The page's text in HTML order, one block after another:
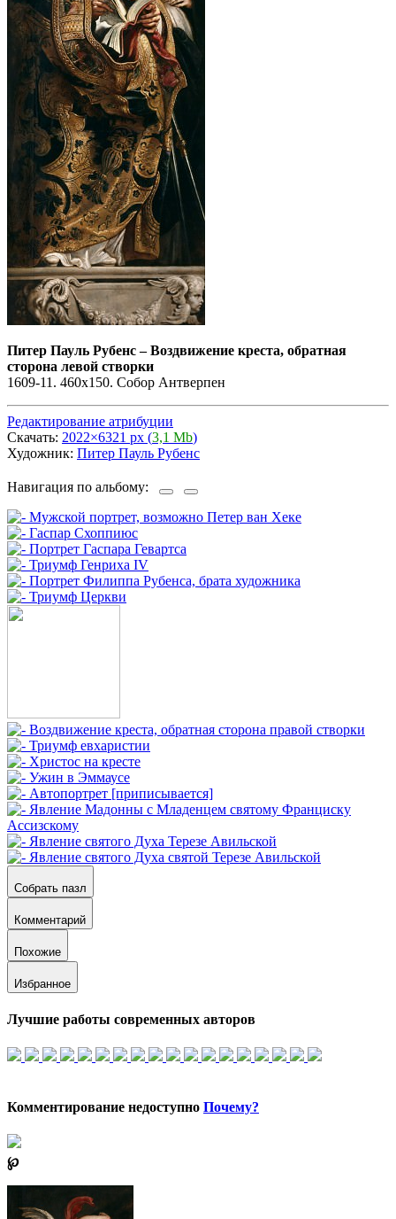
Питер Пауль Рубенс–Воздвижение креста, обратная
сторона левой створки
1609-11. 460х150. Собор Антверпен
Редактирование атрибуции
Скачать: 2022×6321 px (3,1 Mb)
Художник: Питер Пауль Рубенс
Навигация по альбому:
Собрать пазл
Комментарий
Похожие
Избранное
Лучшие работы современных авторов
Комментирование недоступно Почему?
℘